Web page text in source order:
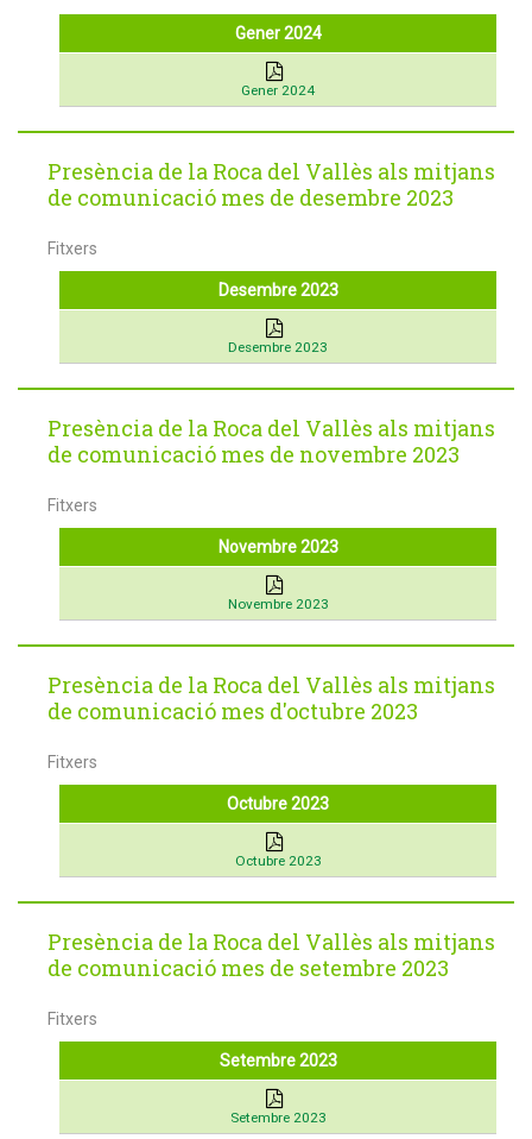
Gener 2024
Gener 2024
Presència de la Roca del Vallès als mitjans
de comunicació mes de desembre 2023
Fitxers
Desembre 2023
Desembre 2023
Presència de la Roca del Vallès als mitjans
de comunicació mes de novembre 2023
Fitxers
Novembre 2023
Novembre 2023
Presència de la Roca del Vallès als mitjans
de comunicació mes d'octubre 2023
Fitxers
Octubre 2023
Octubre 2023
Presència de la Roca del Vallès als mitjans
de comunicació mes de setembre 2023
Fitxers
Setembre 2023
Setembre 2023